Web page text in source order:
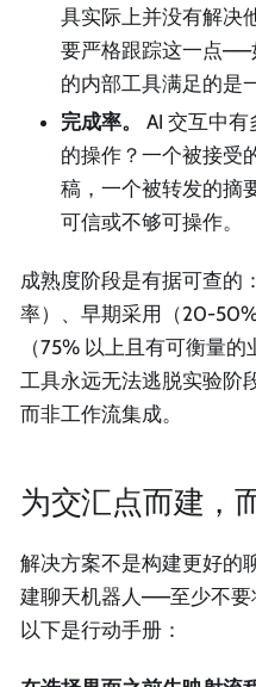
具实际上并没有解决
要严格跟踪这一点——
的内部工具满足的是
完成率。
AI 交互中
的操作？一个被接受
稿，一个被转发的摘
可信或不够可操作。
成熟度阶段是有据可查的
率）、早期采用（20-
（75% 以上且有可衡量
工具永远无法逃脱实验阶
而非工作流集成。
为交汇点而建，
解决方案不是构建更好的
建聊天机器人——至少不要
以下是行动手册：